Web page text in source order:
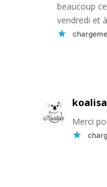
beaucoup
vendredi et
koalisa
Merci